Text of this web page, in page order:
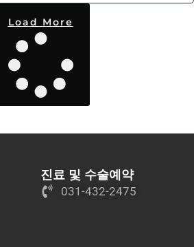
Load More
진료 및 수술예약
031-432-2475